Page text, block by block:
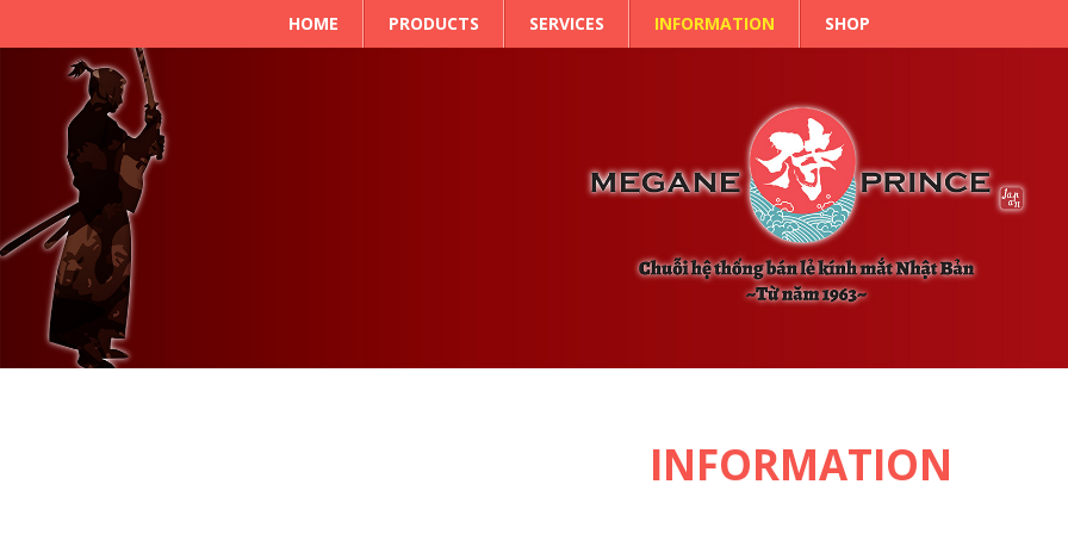
HOME PRODUCTS SERVICES INFORMATION SHOP
INFORMATION